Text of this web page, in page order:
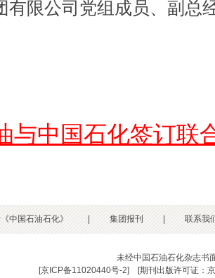
有限公司党组成员、副总
与中国石化签订联
中国石油石化》 | 集团报刊 | 联系我
未经中国石油石化杂志书
[京ICP备11020440号-2] [期刊出版许可证：